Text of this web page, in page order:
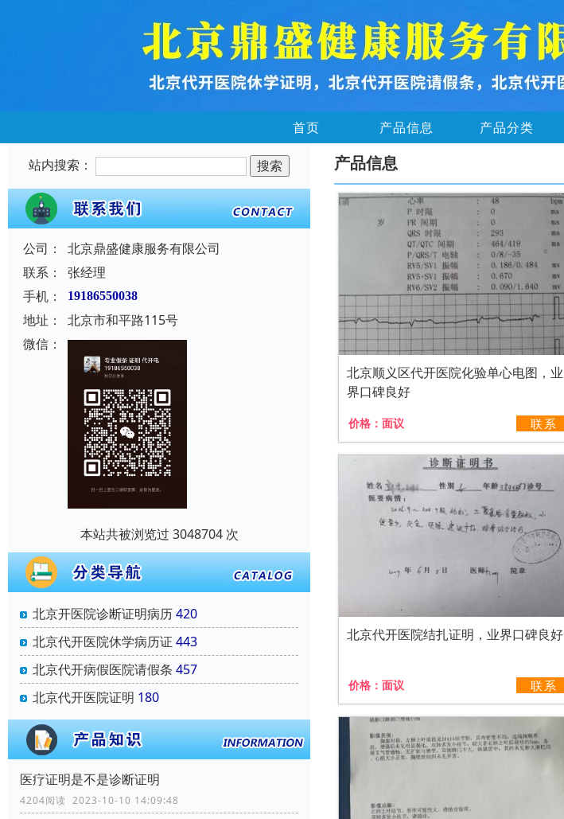
首页 产品信息 产品分类
站内搜索：
公司：
北京鼎盛健康服务有限公司
联系：
张经理
手机：
19186550038
地址：
北京市和平路115号
微信：
本站共被浏览过 3048704 次
北京开医院诊断证明病历420
北京代开医院休学病历证 443
北京代开病假医院请假条 457
北京代开医院证明 180
医疗证明是不是诊断证明
4204阅读 2023-10-10 14:09:48
产品信息
北京顺义区代开医院化验单心电图，业
界口碑良好
价格： 面议 联系
北京代开医院结扎证明，业界口碑良好
价格： 面议 联系